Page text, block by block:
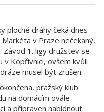
ploché dráhy čeká dnes
v Praze nečekaný,
Závod 1. ligy družstev se
v Kopřivnici, ovšem kvůli
musel být zrušen.
pražský klub
na domácím ovále
a připraven nabídnout